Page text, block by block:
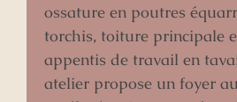
ossature en poutres
torchis, toiture principale
appentis de travail en
atelier propose un foyer